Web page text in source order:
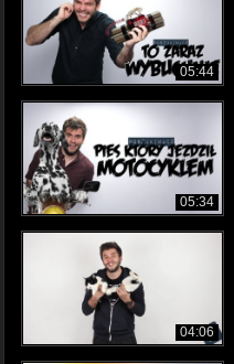
05:44
05:34
04:06